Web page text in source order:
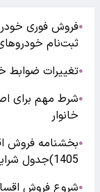
●فروش فوری
ثبت‌نام
●تغییرات ضوابط
●شرط مهم برای
خانوار
●
1405)جدول شرایط فروش
●